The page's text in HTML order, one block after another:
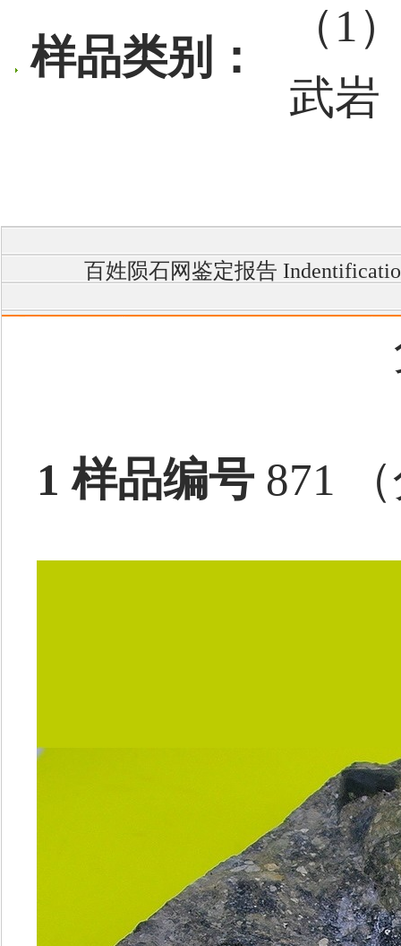
样品类别：
（1
武岩
百姓陨石网鉴定报告
1 样品编号 871